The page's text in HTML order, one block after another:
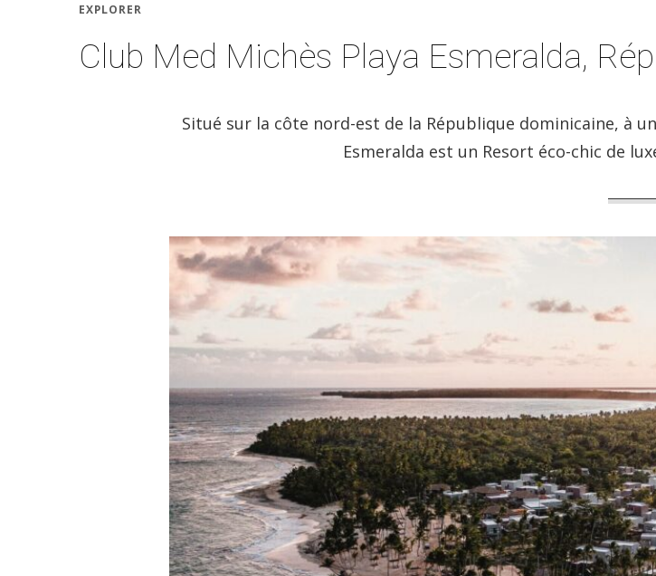
EXPLORER
Club Med Michès Playa Esmeralda,
Situé sur la côte nord-est de la République dominicaine, à
Esmeralda est un Resort éco-chic de